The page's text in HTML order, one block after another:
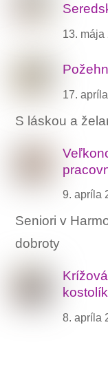
13. mája
17.
S láskou a
9. apríla
Seniori v
dobroty
8. apríla